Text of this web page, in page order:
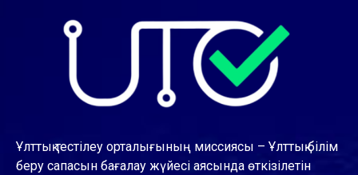
Ұлттық тестілеу орталығының миссиясы – Ұлттық білім
беру сапасын бағалау жүйесі аясында өткізілетін